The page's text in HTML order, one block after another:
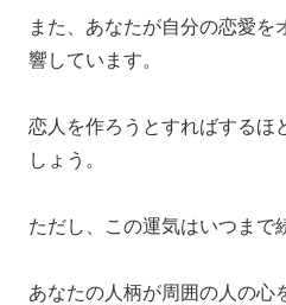
また、あなたが自分の恋愛を
響しています。
恋人を作ろうとすればするほ
しょう。
ただし、この運気はいつまで
あなたの人柄が周囲の人の心